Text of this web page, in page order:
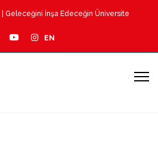
| Geleceğini İnşa Edeceğin Üniversite
EN